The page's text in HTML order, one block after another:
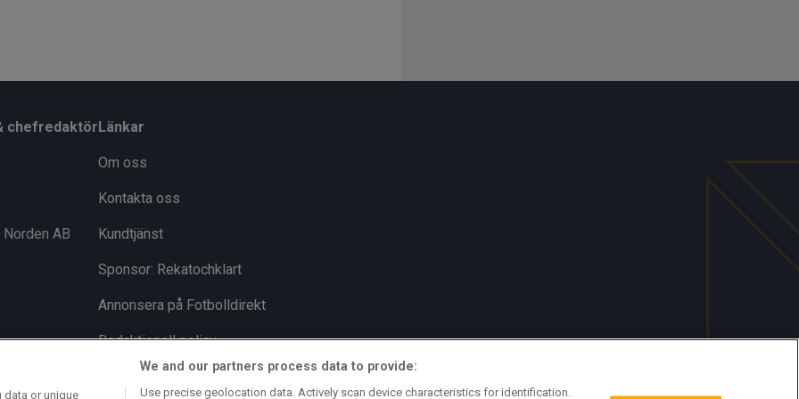
chefredaktör
AB
Länkar
Om oss
Kontakta oss
Kundtjänst
Sponsor: Rekatochklart
Annonsera på Fotbolldirekt
Redaktionell policy
Personuppgiftspolicy
data or unique
We and our partners process data to provide:
Use precise geolocation data. Actively scan device characteristics for identification.